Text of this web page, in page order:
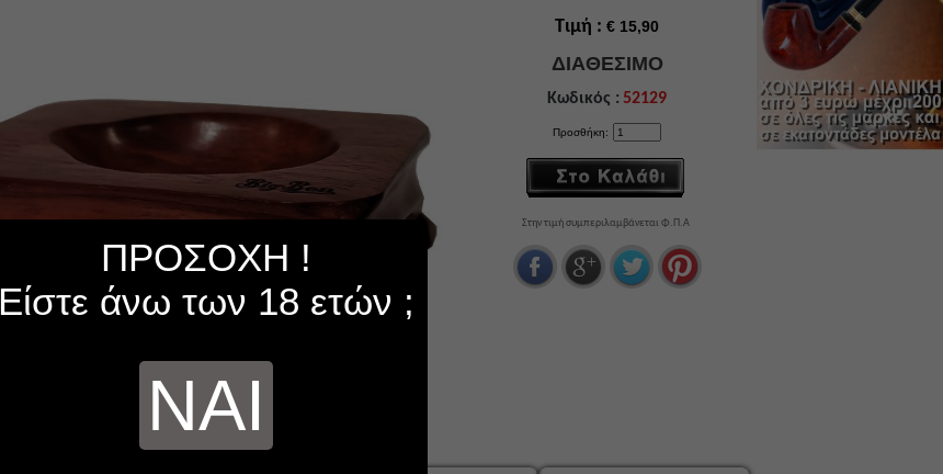
Τιμή : € 15,90
ΔΙΑΘΕΣΙΜΟ
Κωδικός : 52129
Προσθήκη:
Στην τιμή συμπεριλαμβάνεται Φ.Π.Α
ΠΡΟΣΟΧΗ !
Είστε άνω των 18 ετών ;
ΝΑΙ